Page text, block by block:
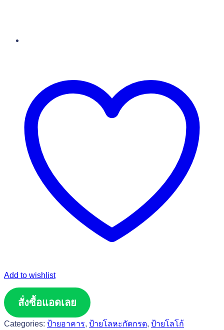
Add to wishlist
สั่งซื้อแอดเลย
Categories: ป้ายอาคาร, ป้ายโลหะกัดกรด, ป้ายโลโก้